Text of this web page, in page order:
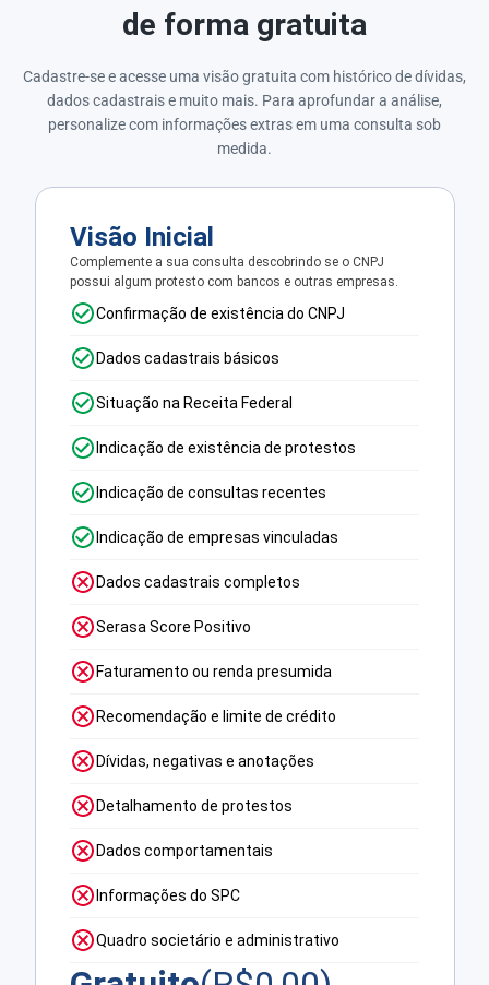
de forma gratuita
Cadastre-se e acesse uma visão gratuita com histórico de dívidas,
dados cadastrais e muito mais. Para aprofundar a análise,
personalize com informações extras em uma consulta sob
medida.
Visão Inicial
Complemente a sua consulta descobrindo se o CNPJ
possui algum protesto com bancos e outras empresas.
Confirmação de existência do CNPJ
Dados cadastrais básicos
Situação na Receita Federal
Indicação de existência de protestos
Indicação de consultas recentes
Indicação de empresas vinculadas
Dados cadastrais completos
Serasa Score Positivo
Faturamento ou renda presumida
Recomendação e limite de crédito
Dívidas, negativas e anotações
Detalhamento de protestos
Dados comportamentais
Informações do SPC
Quadro societário e administrativo